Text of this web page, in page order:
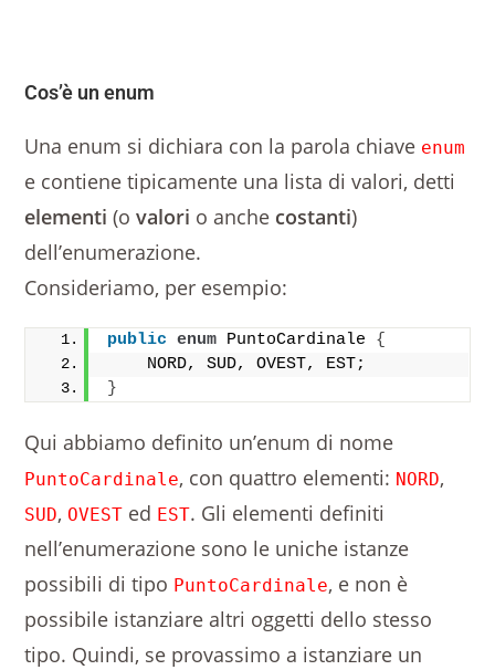
Cos’è un enum
Una enum si dichiara con la parola chiave enum
e contiene tipicamente una lista di valori, detti
elementi (ovalori o anche costanti)
dell’enumerazione.
Consideriamo, per esempio:
public enum PuntoCardinale {
    NORD, SUD, OVEST, EST;
}
Qui abbiamo definito un’enum di nome
PuntoCardinale, con quattro elementi: NORD,
SUD, OVEST ed EST. Gli elementi definiti
nell’enumerazione sono le uniche istanze
possibili di tipo PuntoCardinale, e non è
possibile istanziare altri oggetti dello stesso
tipo. Quindi, se provassimo a istanziare un